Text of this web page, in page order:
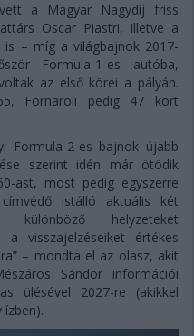
a Magyar Nagydíj friss
Oscar Piastri, illetve a
– míg a világbajnok 2017-
Formula-1-es autóba,
az első körei a pályán.
Fornaroli pedig 47 kört
Formula-2-es bajnok újabb
szerint idén már ötödik
ast, most pedig egyszerre
istálló aktuális két
helyzeteket
a visszajelzéseiket értékes
– mondta el az olasz, akit
Sándor információi
ülésével 2027-re (akikkel